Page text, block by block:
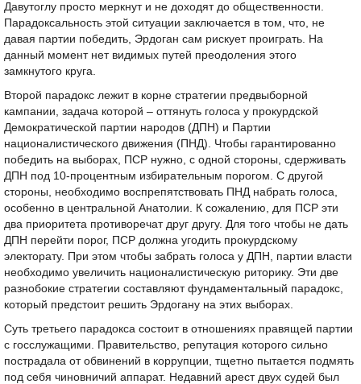
Давутоглу просто меркнут и не доходят до общественности.
Парадоксальность этой ситуации заключается в том, что, не
давая партии победить, Эрдоган сам рискует проиграть. На
данный момент нет видимых путей преодоления этого
замкнутого круга.
Второй парадокс лежит в корне стратегии предвыборной
кампании, задача которой – оттянуть голоса у прокурдской
Демократической партии народов (ДПН) и Партии
националистического движения (ПНД). Чтобы гарантированно
победить на выборах, ПСР нужно, с одной стороны, сдерживать
ДПН под 10-процентным избирательным порогом. С другой
стороны, необходимо воспрепятствовать ПНД набрать голоса,
особенно в центральной Анатолии. К сожалению, для ПСР эти
два приоритета противоречат друг другу. Для того чтобы не дать
ДПН перейти порог, ПСР должна угодить прокурдскому
электорату. При этом чтобы забрать голоса у ДПН, партии власти
необходимо увеличить националистическую риторику. Эти две
разнобокие стратегии составляют фундаментальный парадокс,
который предстоит решить Эрдогану на этих выборах.
Суть третьего парадокса состоит в отношениях правящей партии
с госслужащими. Правительство, репутация которого сильно
пострадала от обвинений в коррупции, тщетно пытается подмять
под себя чиновничий аппарат. Недавний арест двух судей был